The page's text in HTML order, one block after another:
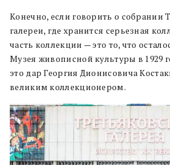
Конечно, если говорить о собрании
галереи, где хранится серьезная
часть коллекции — это то, что
Музея живописной культуры в 1929
это дар Георгия Дионисовича
великим коллекционером.